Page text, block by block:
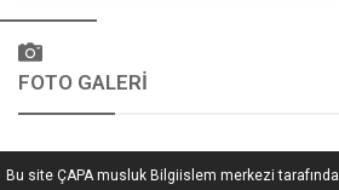
FOTO GALERİ
Bu site ÇAPA musluk Bilgiislem merkezi